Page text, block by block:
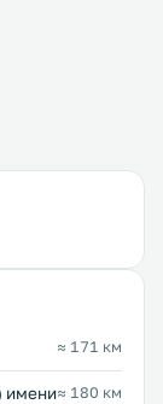
≈ 171 км
имени≈ 180 км